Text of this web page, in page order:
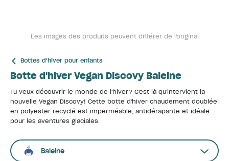
Les images des produits peuvent différer de l'original
Bottes d'hiver pour enfants
Botte d'hiver Vegan Discovy Baleine
Tu veux découvrir le monde de l'hiver? C'est là qu'intervient la
nouvelle Vegan Discovy! Cette botte d'hiver chaudement doublée
en polyester recyclé est imperméable, antidérapante et idéale
pour les aventures glaciales.
Baleine